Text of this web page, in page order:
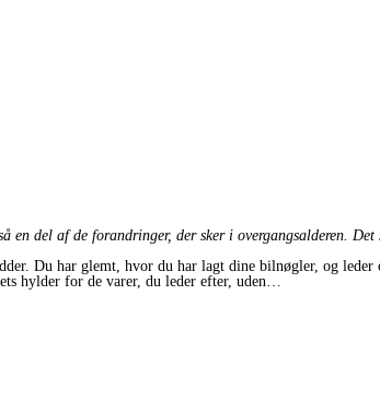
en del af de forandringer, der sker i overgangsalderen. Det
Du har glemt, hvor du har lagt dine bilnøgler, og leder
hylder for de varer, du leder efter, uden…